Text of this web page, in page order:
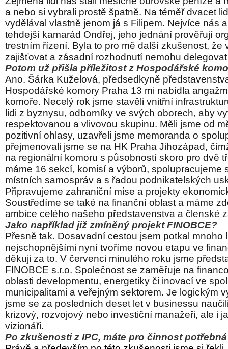
a nebo si vybrali prostě špatně. Na téměř dvacet
vydělával vlastně jenom já s Filipem. Nejvíce nás
tehdejší kamarád Ondřej, jeho jednání prověřují
trestním řízení. Byla to pro mě další zkušenost, že
zajišťovat a zásadní rozhodnutí nemohu
Potom už přišla příležitost z Hospodářské
Ano. Šárka Kuželová, předsedkyně
Hospodářské komory Praha 13 mi nabídla
komoře. Necelý rok jsme stavěli vnitřní
lidi z byznysu, odborníky ve svých oborech, aby
respektovanou a vlivovou skupinu. Měli jsme od
pozitivní ohlasy, uzavřeli jsme memoranda o
přejmenovali jsme se na HK Praha Jihozápad,
na regionální komoru s působností skoro pro dvě
máme 16 sekcí, komisí a výborů, spolupracujeme
místních samospráv a s řadou podnikatelských
Připravujeme zahraniční mise a projekty
Soustředíme se také na finanční oblast a máme
ambice celého našeho představenstva a členské
Jako například již zmíněný projekt FINOBCE?
Přesně tak. Dosavadní cestou jsem potkal mnoho
nejschopnějšími nyní tvoříme novou etapu ve
děkuji za to. V červenci minulého roku jsme
FINOBCE s.r.o. Společnost se zaměřuje na
oblasti developmentu, energetiky či inovací ve
municipalitami a veřejným sektorem. Je logickým
jsme se za posledních deset let v businessu
krizový, rozvojový nebo investiční manažeři, ale i
vizionáři.
Po zkušenosti z IPC, máte pro činnost